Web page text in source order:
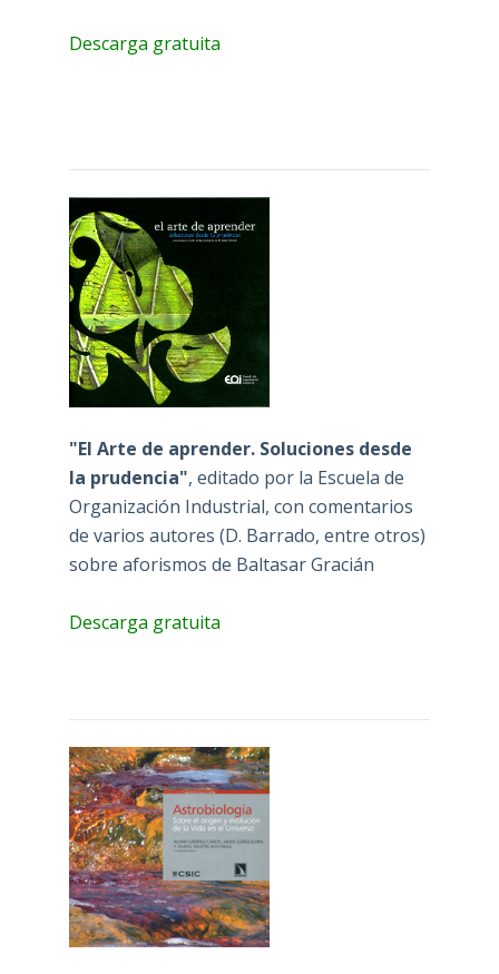
Descarga gratuita
"El Arte de aprender. Soluciones desde
la prudencia", editado por la Escuela de
Organización Industrial, con comentarios
de varios autores (D. Barrado, entre otros)
sobre aforismos de Baltasar Gracián
Descarga gratuita